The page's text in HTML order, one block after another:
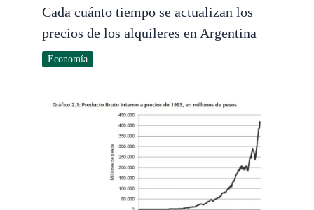
Cada cuánto tiempo se actualizan los
precios de los alquileres en Argentina
Economía